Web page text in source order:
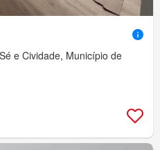
e Cividade, Município de